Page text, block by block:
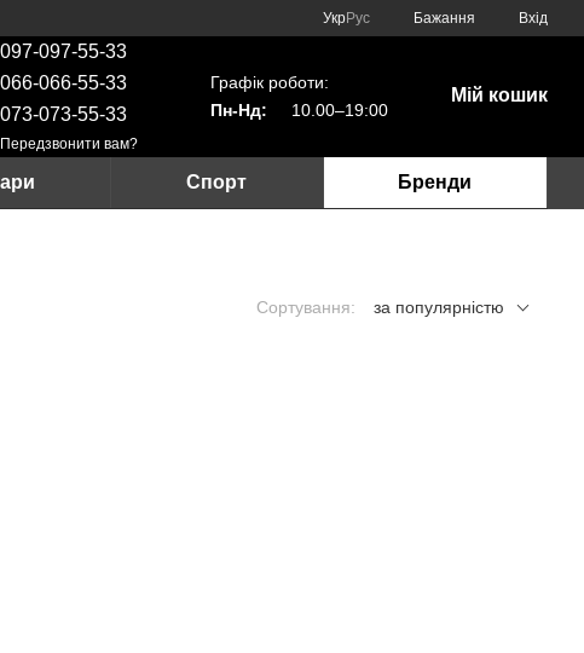
УкрРус Бажання Вхід
097-097-55-33
066-066-55-33
073-073-55-33
Передзвонити вам?
Графік роботи:
Пн-Нд:
10.00–19:00
Мій кошик
Спорт Бренди
Сортування: за популярністю